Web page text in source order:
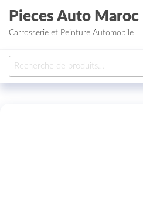
Aller au contenu
Pieces Auto Maroc
Carrosserie et Peinture Automobile
Recherche pour :